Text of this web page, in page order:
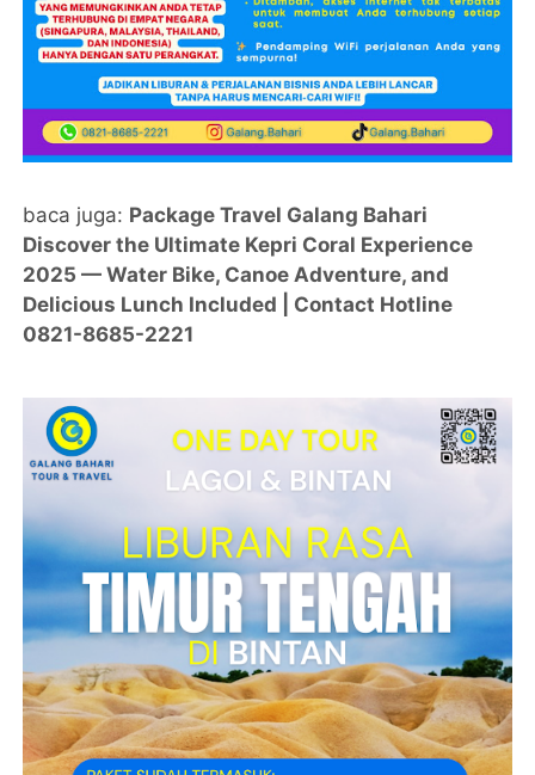
baca juga: Package Travel Galang Bahari
Discover the Ultimate Kepri Coral Experience
2025 — Water Bike, Canoe Adventure, and
Delicious Lunch Included | Contact Hotline
0821-8685-2221